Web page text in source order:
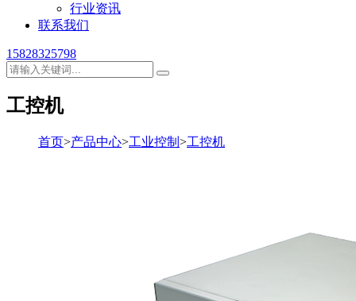
行业资讯
联系我们
15828325798
工控机
首页>产品中心>工业控制 >工控机